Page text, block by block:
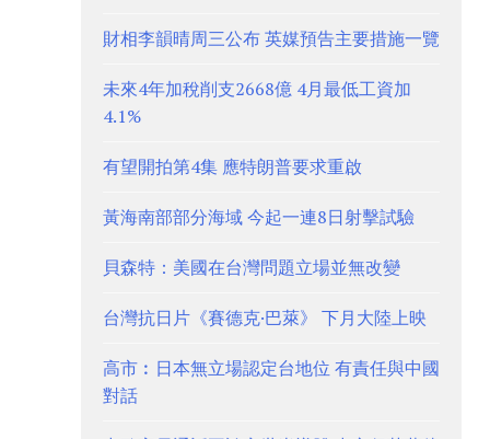
財相李韻晴周三公布 英媒預告主要措施一覽
未來4年加稅削支2668億 4月最低工資加
4.1%
有望開拍第4集 應特朗普要求重啟
黃海南部部分海域 今起一連8日射擊試驗
貝森特：美國在台灣問題立場並無改變
台灣抗日片《賽德克·巴萊》 下月大陸上映
高市︰日本無立場認定台地位 有責任與中國
對話